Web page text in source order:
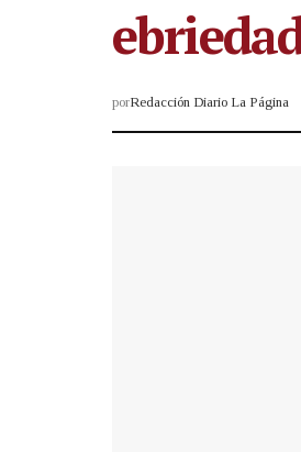
porRedacción Diario La Página